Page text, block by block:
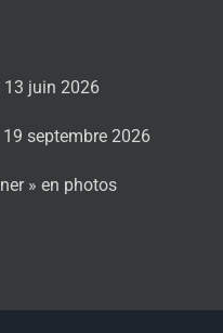
13 juin 2026
19 septembre 2026
» en photos